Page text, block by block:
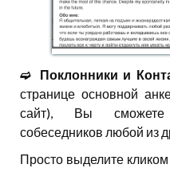
➫⠀Поклонники и
странице основной
сайт), Вы сможете
собеседников любой из
Просто выделите